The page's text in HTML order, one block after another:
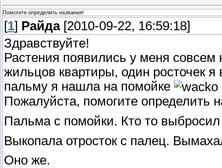
Помогите определить названия!
[1] Райда[2010-09-22, 16:59:18]
Здравствуйте!
Растения появились у меня совсем
жильцов квартиры, один росточек
пальму я нашла на помойке
Пожалуйста, помогите определить
Пальма с помойки. Кто то
Выкопала отросток с палец.
Оно же.